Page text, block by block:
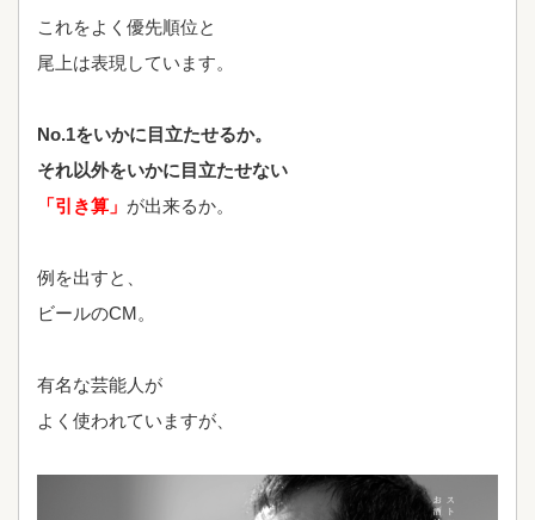
これをよく優先順位と
尾上は表現しています。
No.1をいかに目立たせるか。
それ以外をいかに目立たせない
「引き算」 が出来るか。
例を出すと、
ビールのCM。
有名な芸能人が
よく使われていますが、